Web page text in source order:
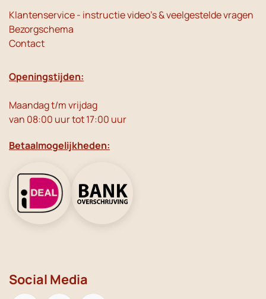
Klantenservice - instructie video's & veelgestelde vragen
Bezorgschema
Contact
Openingstijden:
Maandag t/m vrijdag
van 08:00 uur tot 17:00 uur
Betaalmogelijkheden:
Social Media